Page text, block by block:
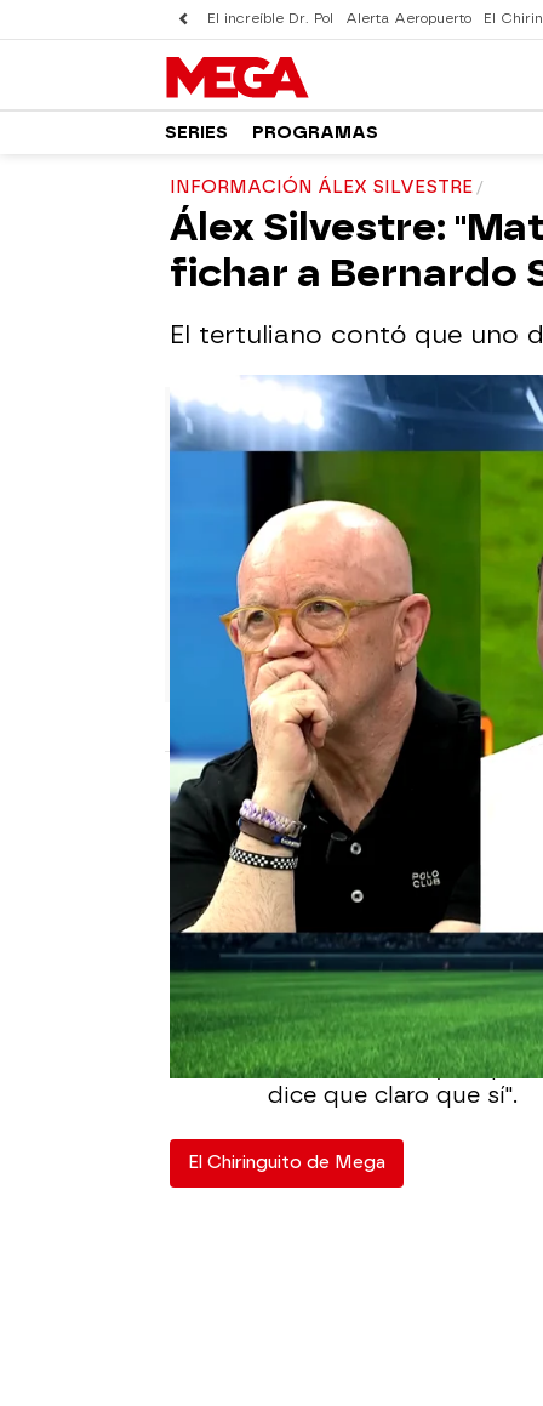
El increíble Dr. Pol Alerta Aeropuerto El
SERIES PROGRAMAS
INFORMACIÓN ÁLEX SILVESTRE
Álex Silvestre:
fichar a Bernardo
El tertuliano contó que uno
El Chiringuito
Publicado:22 de mayo de 2026, 01:09
De cara al mercado de
habría estado
para reforzar la
Silvestre informó en el
jugadores que
que Griezmann se va y
Mateu Alemany el que
dice que claro que sí".
El Chiringuito de Mega